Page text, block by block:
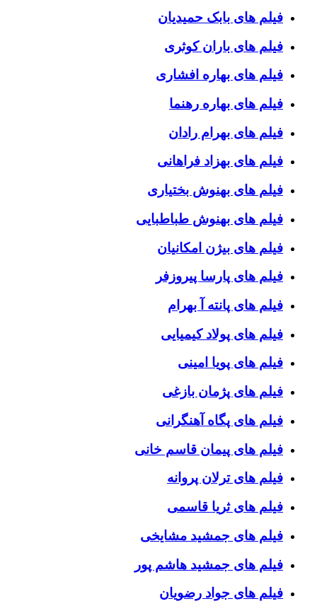
فیلم های بابک حمیدیان
فیلم های باران کوثری
فیلم های بهاره افشاری
فیلم های بهاره رهنما
فیلم های بهرام رادان
فیلم های بهزاد فراهانی
فیلم های بهنوش بختیاری
فیلم های بهنوش طباطبایی
فیلم های بیژن امکانیان
فیلم های پارسا پیروزفر
فیلم های پانته آ بهرام
فیلم های پولاد کیمیایی
فیلم های پویا امینی
فیلم های پژمان بازغی
فیلم های پگاه آهنگرانی
فیلم های پیمان قاسم خانی
فیلم های ترلان پروانه
فیلم های ثریا قاسمی
فیلم های جمشید مشایخی
فیلم های جمشید هاشم پور
فیلم های جواد رضویان